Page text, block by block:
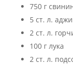
750 г
5 ст. л.
2 ст. л.
100 г лука
2 ст. л.